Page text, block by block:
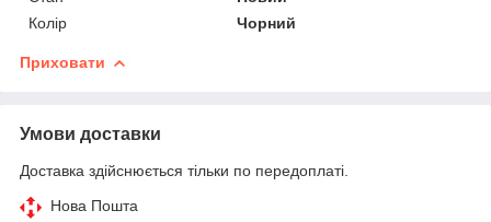
Колір
Чорний
Приховати
Умови доставки
Доставка здійснюється тільки по передоплаті.
Нова Пошта